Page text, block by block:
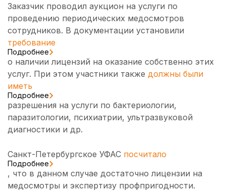
Заказчик проводил аукцион на услуги по
проведению периодических медосмотров
сотрудников. В документации установили
требование
Подробнее
о наличии лицензий на оказание собственно этих
услуг. При этом участники также должны были
иметь
Подробнее
разрешения на услуги по бактериологии,
паразитологии, психиатрии, ультразвуковой
диагностики и др.
Санкт-Петербургское УФАС посчитало
Подробнее
, что в данном случае достаточно лицензии на
медосмотры и экспертизу профпригодности.